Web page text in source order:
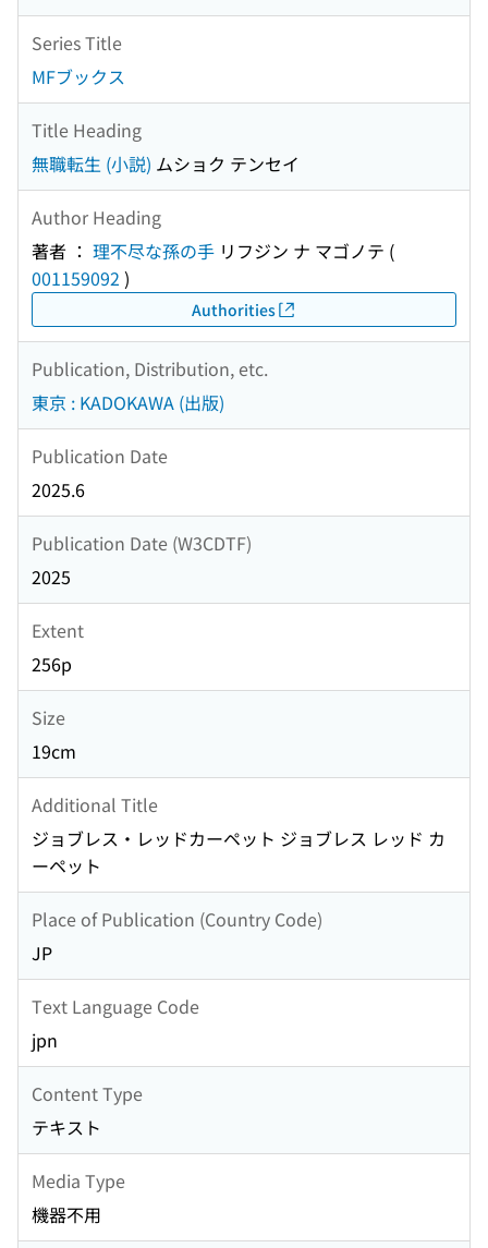
Series Title
MFブックス
Title Heading
無職転生 (小説) ムショク テンセイ
Author Heading
著者 ： 理不尽な孫の手 リフジン ナ マゴノテ (
001159092 )
Authorities
Publication, Distribution, etc.
東京 : KADOKAWA (出版)
Publication Date
2025.6
Publication Date (W3CDTF)
2025
Extent
256p
Size
19cm
Additional Title
ジョブレス・レッドカーペット ジョブレス レッド カ
ーペット
Place of Publication (Country Code)
JP
Text Language Code
jpn
Content Type
テキスト
Media Type
機器不用